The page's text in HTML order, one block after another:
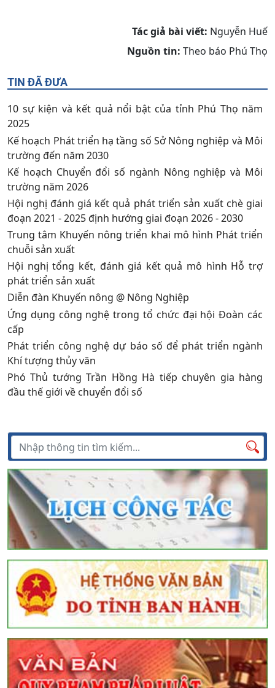
Tác giả bài viết: Nguyễn Huế
Nguồn tin: Theo báo Phú Thọ
TIN ĐÃ ĐƯA
10 sự kiện và kết quả nổi bật của tỉnh Phú Thọ năm
2025
Kế hoạch Phát triển hạ tầng số Sở Nông nghiệp và Môi
trường đến năm 2030
Kế hoạch Chuyển đổi số ngành Nông nghiệp và Môi
trường năm 2026
Hội nghị đánh giá kết quả phát triển sản xuất chè giai
đoạn 2021 - 2025 định hướng giai đoạn 2026 - 2030
Trung tâm Khuyến nông triển khai mô hình Phát triển
chuỗi sản xuất
Hội nghị tổng kết, đánh giá kết quả mô hình Hỗ trợ
phát triển sản xuất
Diễn đàn Khuyến nông @ Nông Nghiệp
Ứng dụng công nghệ trong tổ chức đại hội Đoàn các
cấp
Phát triển công nghệ dự báo số để phát triển ngành
Khí tượng thủy văn
Phó Thủ tướng Trần Hồng Hà tiếp chuyên gia hàng
đầu thế giới về chuyển đổi số
Tìm kiếm
Tìm
kiếm